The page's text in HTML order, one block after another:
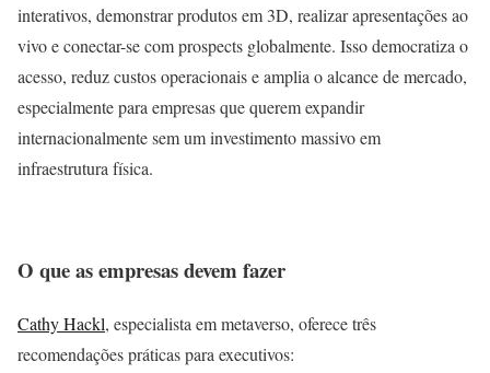
interativos, demonstrar produtos em 3D, realizar apresentações ao
vivo e conectar-se com prospects globalmente. Isso democratiza o
acesso, reduz custos operacionais e amplia o alcance de mercado,
especialmente para empresas que querem expandir
internacionalmente sem um investimento massivo em
infraestrutura física.
O que as empresas devem fazer
Cathy Hackl, especialista em metaverso, oferece três
recomendações práticas para executivos: